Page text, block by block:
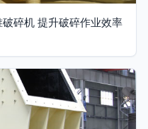
碎机 提升破碎作业效率